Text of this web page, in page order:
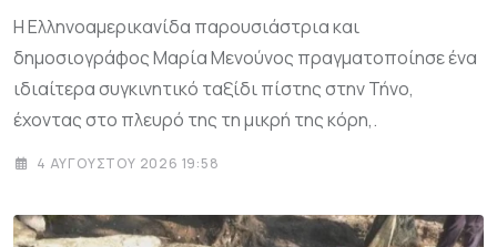
Η Ελληνοαμερικανίδα παρουσιάστρια και
δημοσιογράφος Μαρία Μενούνος πραγματοποίησε ένα
ιδιαίτερα συγκινητικό ταξίδι πίστης στην Τήνο,
έχοντας στο πλευρό της τη μικρή της κόρη,.
4 ΑΥΓΟΎΣΤΟΥ 2026 19:58